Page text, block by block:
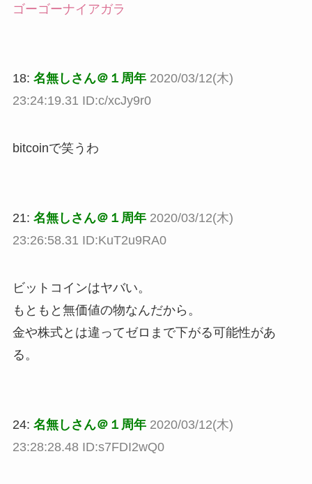
ゴーゴーナイアガラ
18: 名無しさん＠１周年 2020/03/12(木)
23:24:19.31 ID:c/xcJy9r0
bitcoinで笑うわ
21: 名無しさん＠１周年 2020/03/12(木)
23:26:58.31 ID:KuT2u9RA0
ビットコインはヤバい。
もともと無価値の物なんだから。
金や株式とは違ってゼロまで下がる可能性があ
る。
24: 名無しさん＠１周年 2020/03/12(木)
23:28:28.48 ID:s7FDI2wQ0